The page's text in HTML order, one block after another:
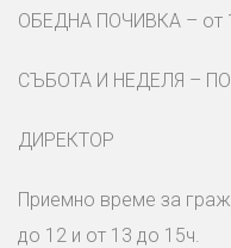
ОБЕДНА ПОЧИВКА – от
СЪБОТА И НЕДЕЛЯ –
ДИРЕКТОР
Приемно време за
до 12 и от 13 до 15ч.